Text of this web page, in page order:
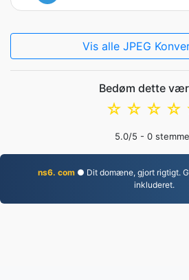
Vis alle JPEG
Bedøm dette
☆
☆
☆
☆
5.0/5 - 0
ns6. com ● Dit domæne, gjort rigtigt.
inkluderet.